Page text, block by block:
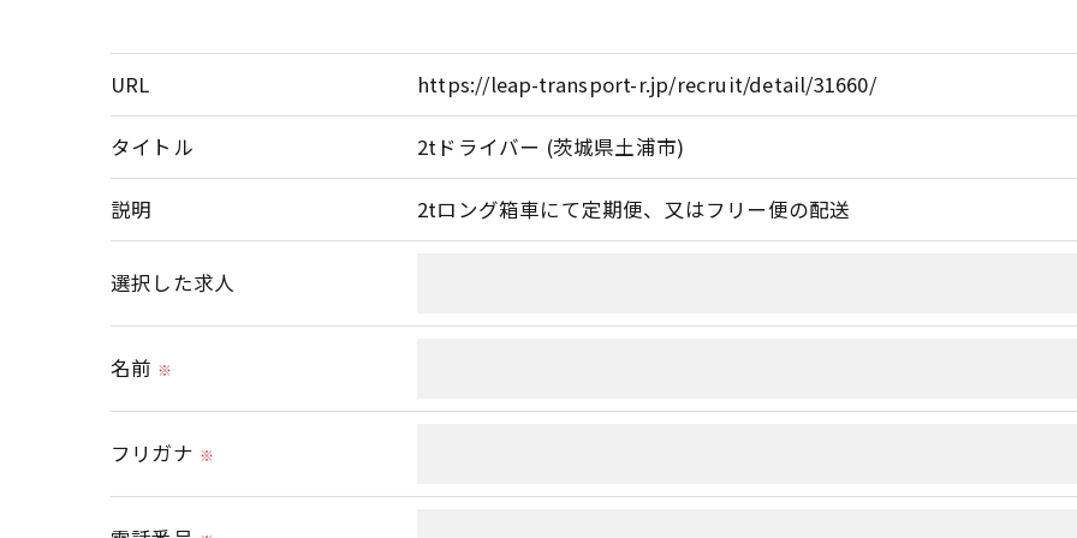
＜個人情報の委託について＞
当社では、利用目的の達成に必要な範囲において、個人情報を外部に委託する場合があります。
当社では、個人情報の漏洩等がなされないよう、適切に安全管理対策を実施します。
＜個人情報を与えなかった場合に生じる結果＞
必要な情報を頂けない場合は、それに対応した当社のサービスをご提供できない場合がございますの
＜個人情報の開示･訂正・削除･利用停止の手続について＞
当社では、お客様の個人情報の開示･訂正･削除・利用停止の手続を定めさせて頂いております。
URL https://leap-transport-r.jp/recruit/detail/31660/
タイトル 2tドライバー (茨城県土浦市)
説明 2tロング箱車にて定期便、又はフリー便の配送
選択した求人
名前 ※
フリガナ ※